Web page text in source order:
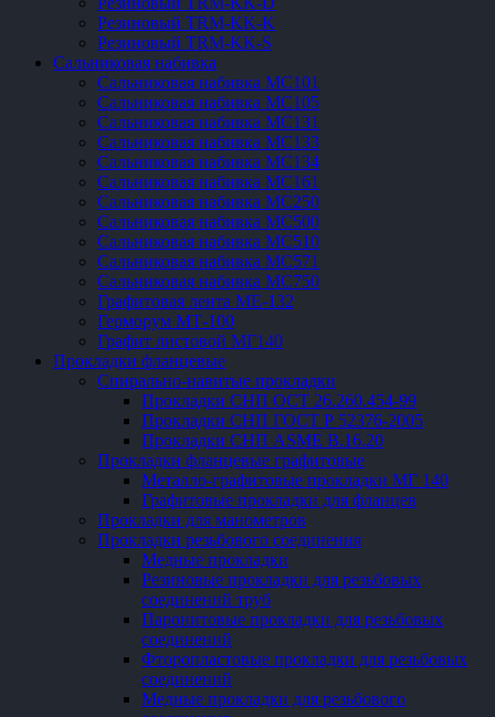
Резиновый TRM-KK-K
Резиновый TRM-KK-S
Сальниковая набивка
Сальниковая набивка МС101
Сальниковая набивка МС105
Сальниковая набивка МС131
Сальниковая набивка МС133
Сальниковая набивка МС134
Сальниковая набивка МС161
Сальниковая набивка МС250
Сальниковая набивка МС500
Сальниковая набивка МС510
Сальниковая набивка МС571
Сальниковая набивка МС750
Графитовая лента МЕ-132
Герморум МТ-100
Графит листовой МГ140
Прокладки фланцевые
Спирально-навитые прокладки
Прокладки СНП ОСТ 26.260.454-99
Прокладки СНП ГОСТ Р 52376-2005
Прокладки СНП ASME В.16.20
Прокладки фланцевые графитовые
Металло-графитовые прокладки МГ 140
Графитовые прокладки для фланцев
Прокладки для манометров
Прокладки резьбового соединения
Медные прокладки
Резиновые прокладки для резьбовых
соединений труб
Паронитовые прокладки для резьбовых
соединений
Фторопластовые прокладки для резьбовых
соединений
Медные прокладки для резьбового